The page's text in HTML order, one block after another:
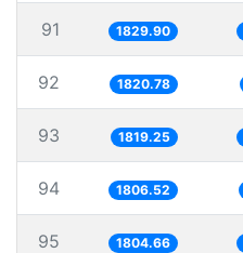
91 1829.90
92 1820.78
93 1819.25
94 1806.52
95 1804.66